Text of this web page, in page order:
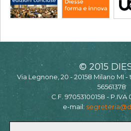
© 2015
Via Legnone, 20 - 20158 Milano MI -
56561378
C.F. 97053100158 -
e-mail: